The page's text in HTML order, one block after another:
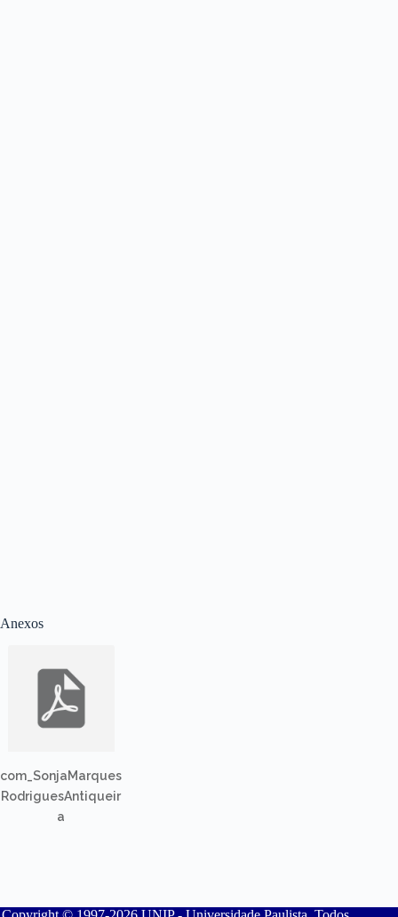
Anexos
com_SonjaMarques
RodriguesAntiqueir
a